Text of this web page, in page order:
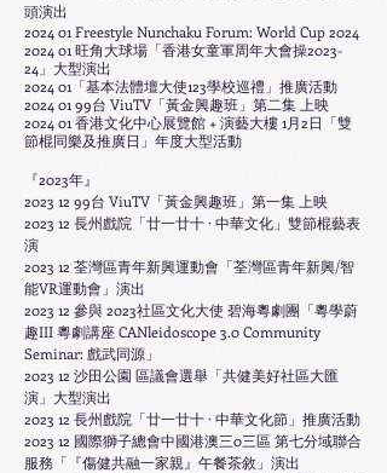
頭演出
2024 01 Freestyle Nunchaku Forum: World Cup 2024
2024 01 旺角大球場「香港女童軍周年大會操2023-
24」大型演出
2024 01「基本法體壇大使123學校巡禮」推廣活動
2024 01 99台 ViuTV「黃金興趣班」第二集 上映
2024 01 香港文化中心展覽館 + 演藝大樓 1月2日「雙
節棍同樂及推廣日」年度大型活動
『2023年』
2023 12 99台 ViuTV「黃金興趣班」第一集 上映
2023 12 長州戲院「廿一廿十 · 中華文化」雙節棍藝表
演
2023 12 荃灣區青年新興運動會「荃灣區青年新興/智
能VR運動會」演出
2023 12 參與 2023社區文化大使 碧海粵劇團「粵學蔚
趣III 粵劇講座 CANleidoscope 3.0 Community
Seminar: 戲武同源」
2023 12 沙田公園 區議會選舉「共健美好社區大匯
演」大型演出
2023 12 長州戲院「廿一廿十 · 中華文化節」推廣活動
2023 12 國際獅子總會中國港澳三0三區 第七分域聯合
服務「『傷健共融一家親』午餐茶敘」演出